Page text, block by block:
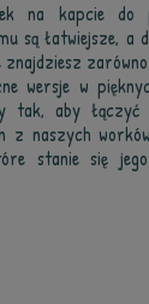
na kapcie do
są łatwiejsze, a
wersje w
tak, aby łączyć
z naszych
stanie się